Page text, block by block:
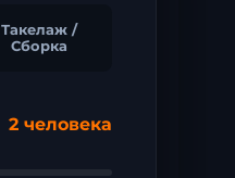
Такелаж /
Сборка
2 человека